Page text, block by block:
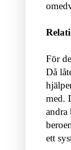
För
Då
med.
andra
ett